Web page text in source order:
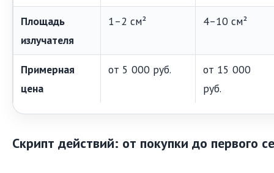
Площадь
излучателя
1–2 см² 4–10 см²
Примерная
цена
от 5 000 руб.
от 15 000
руб.
Скрипт действий: от покупки до первого